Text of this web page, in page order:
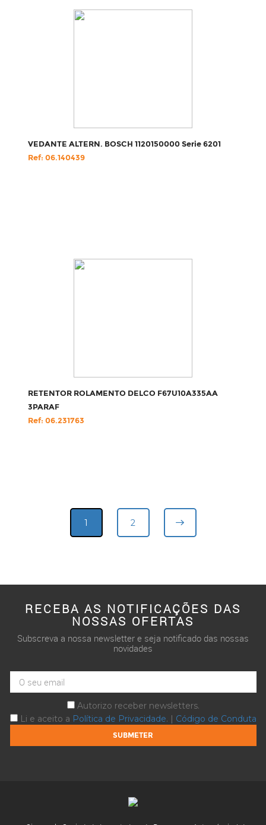
VEDANTE ALTERN. BOSCH 1120150000 Serie 6201
Ref: 06.140439
RETENTOR ROLAMENTO DELCO F67U10A335AA
3PARAF
Ref: 06.231763
1 2
RECEBA AS NOTIFICAÇÕES DAS
NOSSAS OFERTAS
Subscreva a nossa newsletter e seja notificado das nossas
novidades
Autorizo receber newsletters.
Li e aceito a Política de Privacidade. | Código de Conduta